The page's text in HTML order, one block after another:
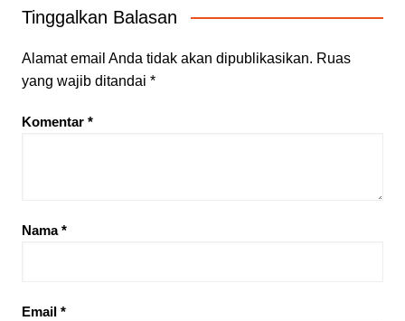
Tinggalkan Balasan
Alamat email Anda tidak akan dipublikasikan. Ruas
yang wajib ditandai *
Komentar *
Nama*
Email *